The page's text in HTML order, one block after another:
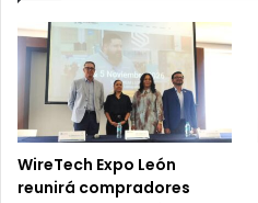
WireTech Expo León
reunirá compradores